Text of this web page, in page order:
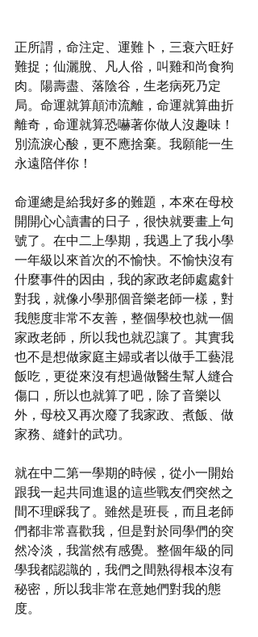
正所謂，命注定、運難卜，三衰六旺好
難捉；仙灑脫、凡人俗，叫雞和尚食狗
肉。陽壽盡、落陰谷，生老病死乃定
局。命運就算顛沛流離，命運就算曲折
離奇，命運就算恐嚇著你做人沒趣味！
別流淚心酸，更不應捨棄。我願能一生
永遠陪伴你！
命運總是給我好多的難題，本來在母校
開開心心讀書的日子，很快就要畫上句
號了。在中二上學期，我遇上了我小學
一年級以來首次的不愉快。不愉快沒有
什麼事件的因由，我的家政老師處處針
對我，就像小學那個音樂老師一樣，對
我態度非常不友善，整個學校也就一個
家政老師，所以我也就忍讓了。其實我
也不是想做家庭主婦或者以做手工藝混
飯吃，更從來沒有想過做醫生幫人縫合
傷口，所以也就算了吧，除了音樂以
外，母校又再次廢了我家政、煮飯、做
家務、縫針的武功。
就在中二第一學期的時候，從小一開始
跟我一起共同進退的這些戰友們突然之
間不理睬我了。雖然是班長，而且老師
們都非常喜歡我，但是對於同學們的突
然冷淡，我當然有感覺。整個年級的同
學我都認識的，我們之間熟得根本沒有
秘密，所以我非常在意她們對我的態
度。